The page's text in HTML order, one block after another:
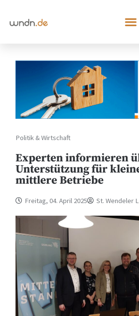
Politik & Wirtschaft
Experten informieren
Unterstützung für
mittlere Betriebe
Freitag, 04. April 2025 St. Wendeler